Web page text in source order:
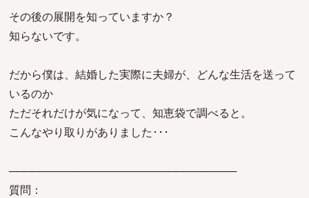
その後の展開を知っていますか？
知らないです。
だから僕は、結婚した実際に夫婦が、どんな生活を送って
いるのか
ただそれだけが気になって、知恵袋で調べると。
こんなやり取りがありました･･･
──────────────────────────────
質問：